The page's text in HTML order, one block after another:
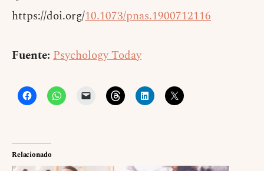
https://doi.org/10.1073/pnas.1900712116
Fuente: Psychology Today
Relacionado